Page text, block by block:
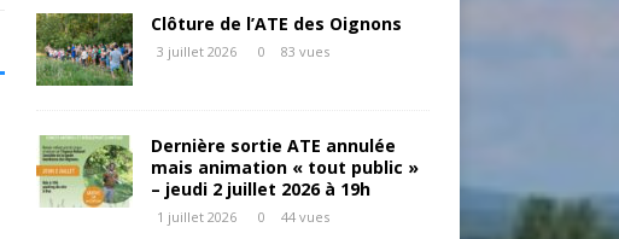
Clôture de l’ATE des Oignons
3 juillet 2026 0 83 vues
Dernière sortie ATE annulée
mais animation « tout public »
– jeudi 2 juillet 2026 à 19h
1 juillet 2026 0 44 vues